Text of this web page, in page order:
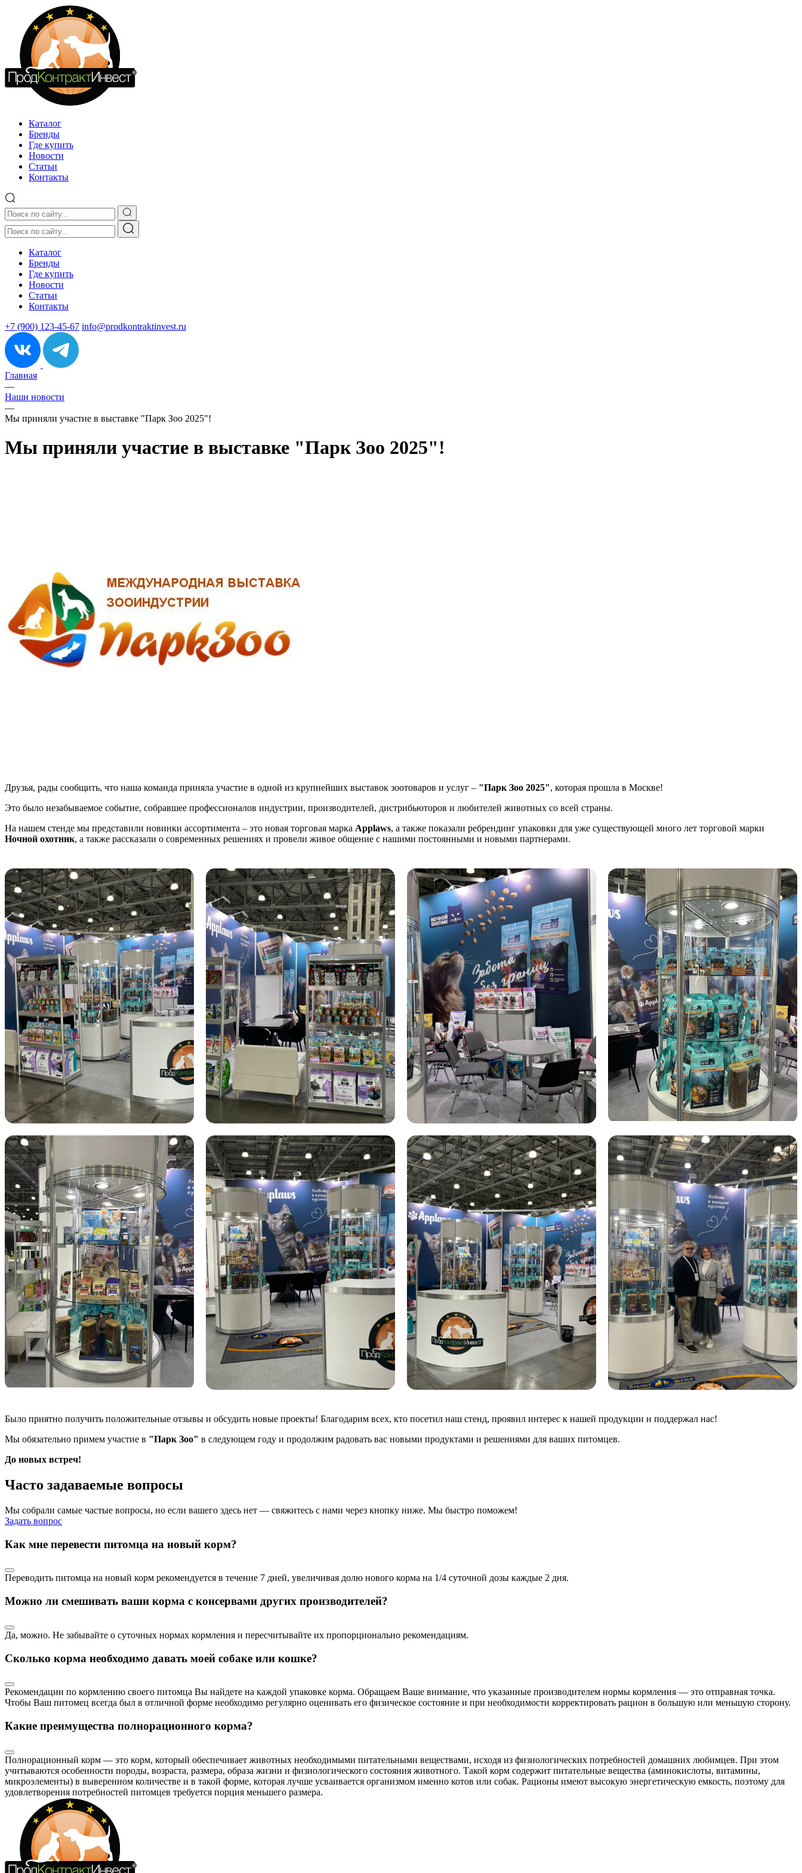
Каталог
Бренды
Где купить
Новости
Статьи
Контакты
Каталог
Бренды
Где купить
Новости
Статьи
Контакты
+7 (900) 123-45-67 info@prodkontraktinvest.ru
Главная
—
Наши новости
—
Мы приняли участие в выставке "Парк Зоо 2025"!
Мы приняли участие в выставке "Парк Зоо 2025"!
Друзья, рады сообщить, что наша команда приняла участие в одной из крупнейших выставок зоотоваров и услуг – "Парк Зоо 2025", которая прошла в Москве!
Это было незабываемое событие, собравшее профессионалов индустрии, производителей, дистрибьюторов и любителей животных со всей страны.
На нашем стенде мы представили новинки ассортимента – это новая торговая марка Applaws, а также показали ребрендинг упаковки для уже существующей много лет торговой марки
Ночной охотник, а также рассказали о современных решениях и провели живое общение с нашими постоянными и новыми партнерами.
Было приятно получить положительные отзывы и обсудить новые проекты! Благодарим всех, кто посетил наш стенд, проявил интерес к нашей продукции и поддержал нас!
Мы обязательно примем участие в "Парк Зоо" в следующем году и продолжим радовать вас новыми продуктами и решениями для ваших питомцев.
До новых встреч!
Часто задаваемые вопросы
Мы собрали самые частые вопросы, но если вашего здесь нет — свяжитесь с нами через кнопку ниже. Мы быстро поможем!
Задать вопрос
Как мне перевести питомца на новый корм?
Переводить питомца на новый корм рекомендуется в течение 7 дней, увеличивая долю нового корма на 1/4 суточной дозы каждые 2 дня.
Можно ли смешивать ваши корма с консервами других производителей?
Да, можно. Не забывайте о суточных нормах кормления и пересчитывайте их пропорционально рекомендациям.
Сколько корма необходимо давать моей собаке или кошке?
Рекомендации по кормлению своего питомца Вы найдете на каждой упаковке корма. Обращаем Ваше внимание, что указанные производителем нормы кормления — это отправная точка.
Чтобы Ваш питомец всегда был в отличной форме необходимо регулярно оценивать его физическое состояние и при необходимости корректировать рацион в большую или меньшую сторону.
Какие преимущества полнорационного корма?
Полнорационный корм — это корм, который обеспечивает животных необходимыми питательными веществами, исходя из физиологических потребностей домашних любимцев. При этом
учитываются особенности породы, возраста, размера, образа жизни и физиологического состояния животного. Такой корм содержит питательные вещества (аминокислоты, витамины,
микроэлементы) в выверенном количестве и в такой форме, которая лучше усваивается организмом именно котов или собак. Рационы имеют высокую энергетическую емкость, поэтому для
удовлетворения потребностей питомцев требуется порция меньшего размера.